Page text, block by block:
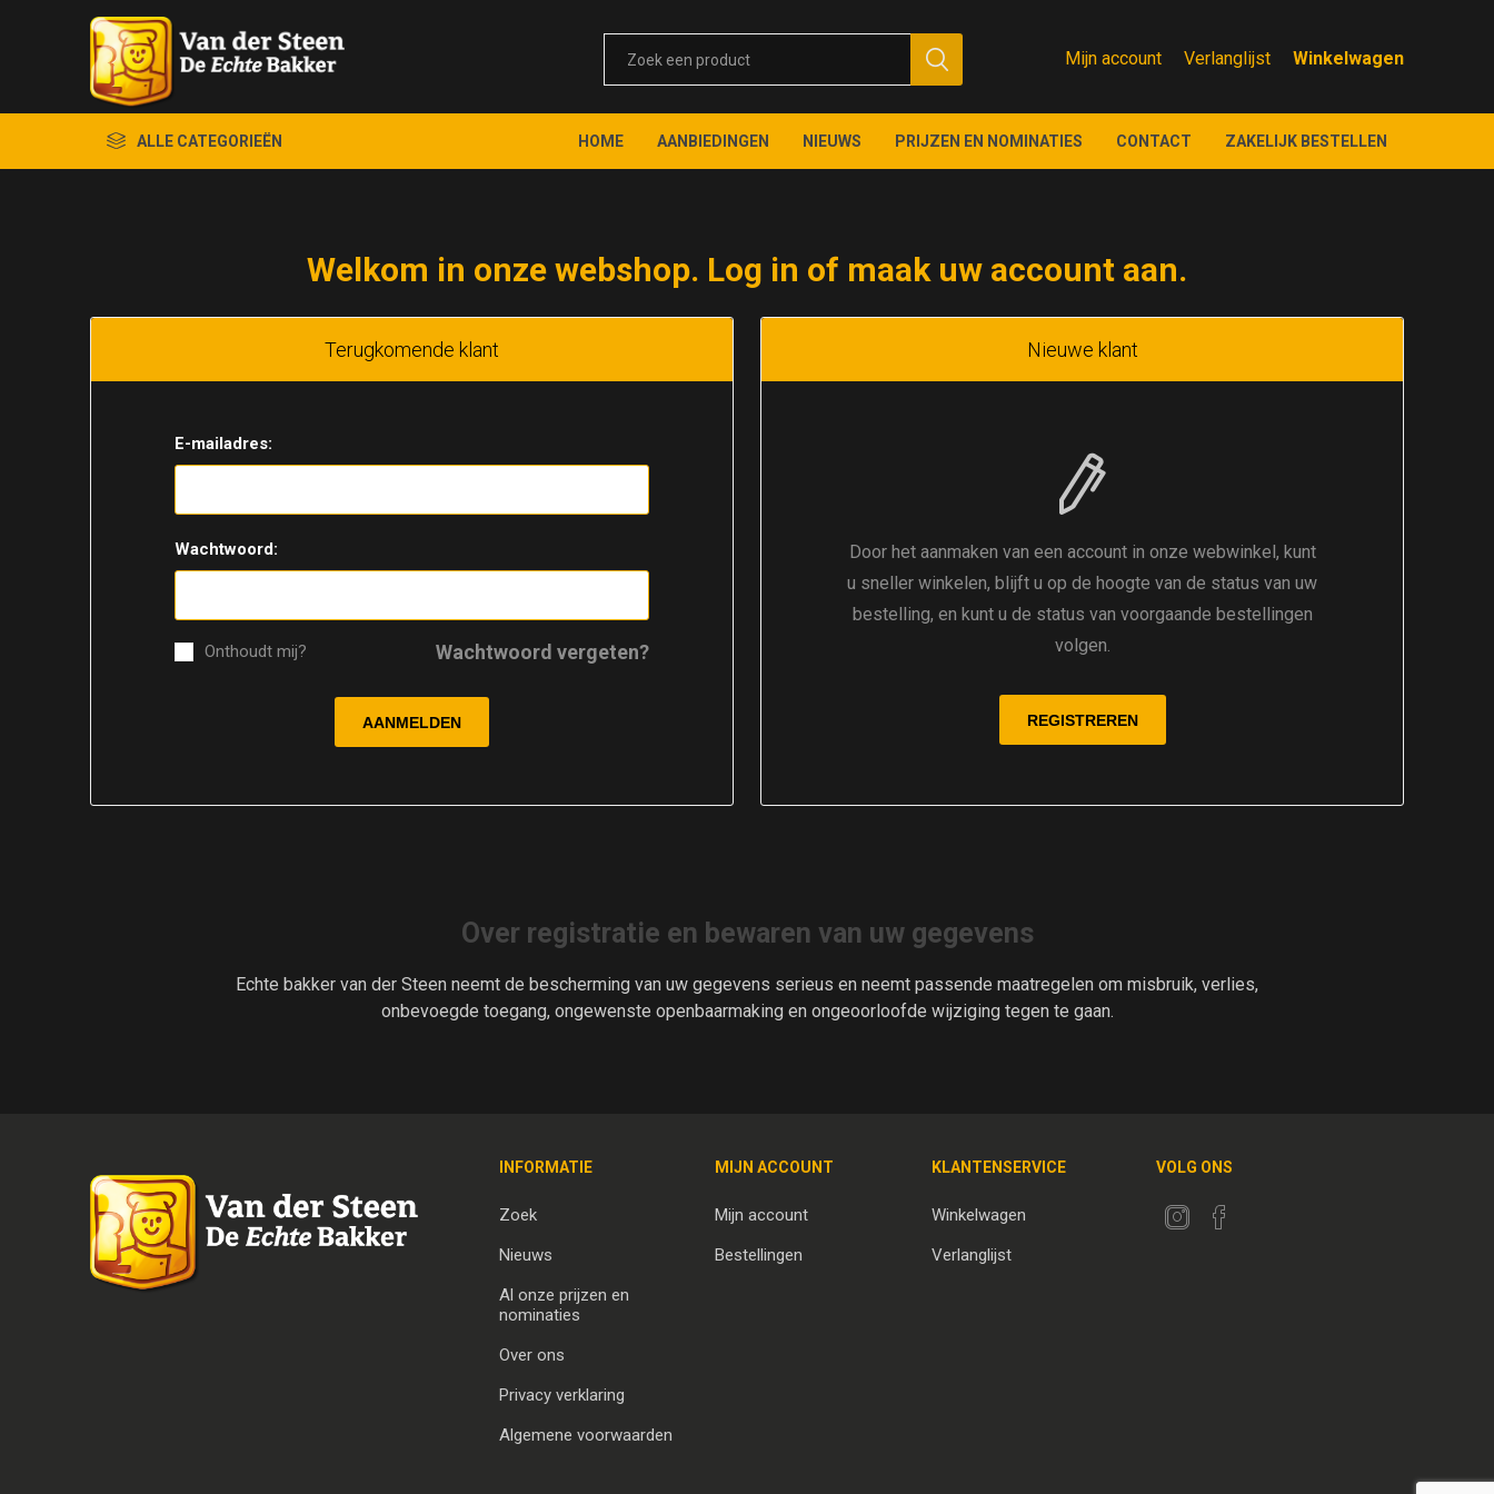
Mijn account Verlanglijst
ALLE CATEGORIEËN HOME AANBIEDINGEN NIEUWS PRIJZEN EN NOMINATIES CONTACT ZAKELIJK BESTELLEN
Welkom in onze webshop. Log in of maak uw account aan.
Nieuwe klant
Door het aanmaken van een account in onze webwinkel, kunt
u sneller winkelen, blijft u op de hoogte van de status van uw
bestelling, en kunt u de status van voorgaande bestellingen
volgen.
Terugkomende klant
E-mailadres:
Wachtwoord:
Wachtwoord vergeten?
Onthoudt mij?
Over registratie en bewaren van uw gegevens
Echte bakker van der Steen neemt de bescherming van uw gegevens serieus en neemt passende maatregelen om misbruik, verlies,
onbevoegde toegang, ongewenste openbaarmaking en ongeoorloofde wijziging tegen te gaan.
INFORMATIE
Zoek
Nieuws
Al onze prijzen en
nominaties
Over ons
Privacy verklaring
Algemene voorwaarden
MIJN ACCOUNT
Mijn account
Bestellingen
KLANTENSERVICE
Winkelwagen
Verlanglijst
VOLG ONS